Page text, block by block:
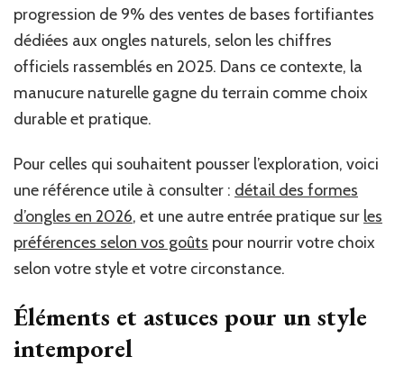
progression de 9% des ventes de bases fortifiantes
dédiées aux ongles naturels, selon les chiffres
officiels rassemblés en 2025. Dans ce contexte, la
manucure naturelle gagne du terrain comme choix
durable et pratique.
Pour celles qui souhaitent pousser l’exploration, voici
une référence utile à consulter : détail des formes
d’ongles en 2026, et une autre entrée pratique sur les
préférences selon vos goûts pour nourrir votre choix
selon votre style et votre circonstance.
Éléments et astuces pour un style
intemporel